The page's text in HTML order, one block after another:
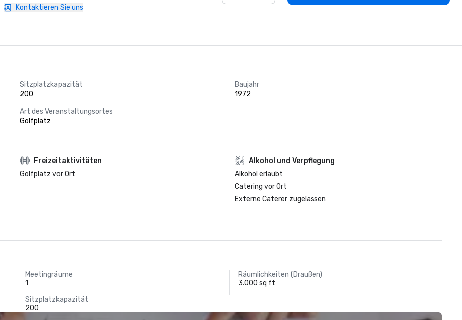
Kontaktieren Sie uns
Sitzplatzkapazität
200
Baujahr
1972
Art des Veranstaltungsortes
Golfplatz
Freizeitaktivitäten
Golfplatz vor Ort
‪Alkohol‬ und Verpflegung
‪Alkohol‬ erlaubt
Catering vor Ort
Externe Caterer zugelassen
Meetingräume
1
Räumlichkeiten (Draußen)
3.000 sq ft
Sitzplatzkapazität
200